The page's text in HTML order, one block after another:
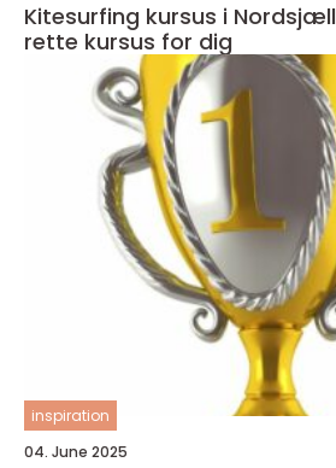
Kitesurfing kursus i
rette kursus for dig
inspiration
04. June 2025